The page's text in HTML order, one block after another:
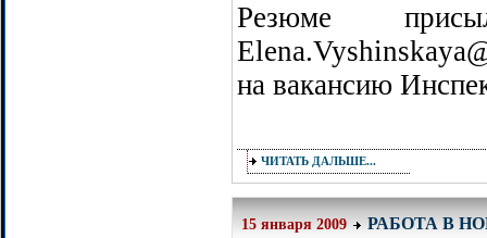
Резюме
на вакансию
ЧИТАТЬ ДАЛЬШЕ...
15 января 2009 РАБОТА В